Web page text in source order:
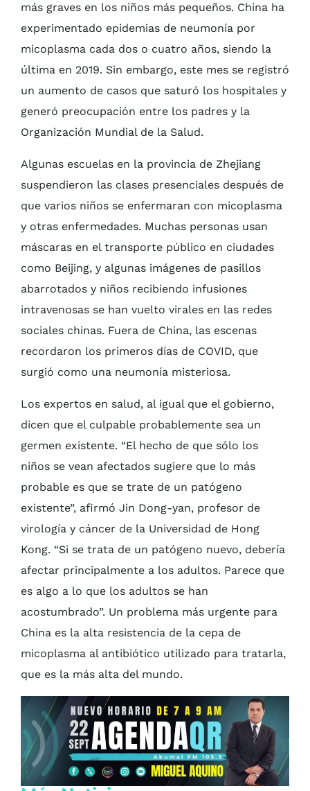
más graves en los niños más pequeños. China ha
experimentado epidemias de neumonía por
micoplasma cada dos o cuatro años, siendo la
última en 2019. Sin embargo, este mes se registró
un aumento de casos que saturó los hospitales y
generó preocupación entre los padres y la
Organización Mundial de la Salud.
Algunas escuelas en la provincia de Zhejiang
suspendieron las clases presenciales después de
que varios niños se enfermaran con micoplasma
y otras enfermedades. Muchas personas usan
máscaras en el transporte público en ciudades
como Beijing, y algunas imágenes de pasillos
abarrotados y niños recibiendo infusiones
intravenosas se han vuelto virales en las redes
sociales chinas. Fuera de China, las escenas
recordaron los primeros días de COVID, que
surgió como una neumonía misteriosa.
Los expertos en salud, al igual que el gobierno,
dicen que el culpable probablemente sea un
germen existente. “El hecho de que sólo los
niños se vean afectados sugiere que lo más
probable es que se trate de un patógeno
existente”, afirmó Jin Dong-yan, profesor de
virología y cáncer de la Universidad de Hong
Kong. “Si se trata de un patógeno nuevo, debería
afectar principalmente a los adultos. Parece que
es algo a lo que los adultos se han
acostumbrado”. Un problema más urgente para
China es la alta resistencia de la cepa de
micoplasma al antibiótico utilizado para tratarla,
que es la más alta del mundo.